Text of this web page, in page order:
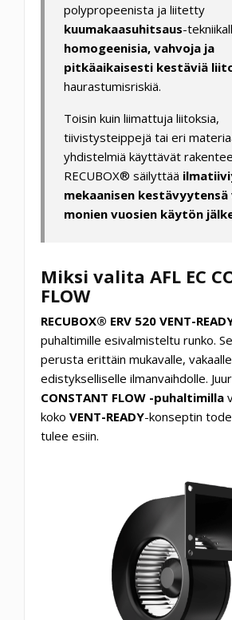
polypropeenista ja liitetty
kuumakaasuhitsaus-
homogeenisia, vahvoja ja
pitkäaikaisesti kestäviä
haurastumisriskiä.
Toisin kuin liimattuja liitoksia,
tiivistysteippejä tai eri
yhdistelmiä käyttävät
RECUBOX® säilyttää
mekaanisen kestävyytensä
monien vuosien käytön
Miksi valita AFL EC
FLOW
RECUBOX® ERV 520 VENT-
puhaltimille esivalmisteltu runko.
perusta erittäin mukavalle,
edistykselliselle ilmanvaihdolle.
CONSTANT FLOW -puhaltimilla
koko VENT-READY-konseptin
tulee esiin.